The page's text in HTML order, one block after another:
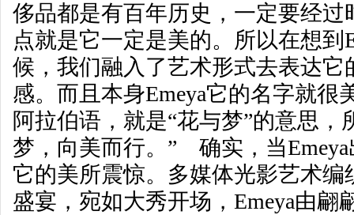
侈品都是有百年历史，一定要经过
点就是它一定是美的。所以在想到
候，我们融入了艺术形式去表达它
感。而且本身Emeya它的名字就很
阿拉伯语，就是“花与梦”的意思，
梦，向美而行。” 确实，当
它的美所震惊。多媒体光影艺术编
盛宴，宛如大秀开场，Emeya由翩